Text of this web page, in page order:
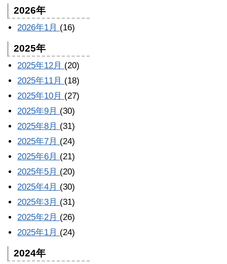
2026年
2026年1月 (16)
2025年
2025年12月 (20)
2025年11月 (18)
2025年10月 (27)
2025年9月 (30)
2025年8月 (31)
2025年7月 (24)
2025年6月 (21)
2025年5月 (20)
2025年4月 (30)
2025年3月 (31)
2025年2月 (26)
2025年1月 (24)
2024年